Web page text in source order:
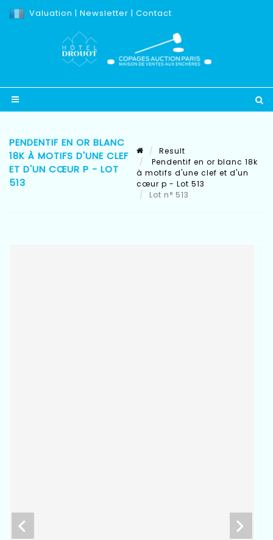
Valuation | Newsletter | Contact
PENDENTIF EN OR BLANC
18K À MOTIFS D'UNE CLEF
ET D'UN CŒUR P - LOT
513
Result
Pendentif en or blanc 18k
à motifs d'une clef et d'un
cœur p - Lot 513
Lot n° 513